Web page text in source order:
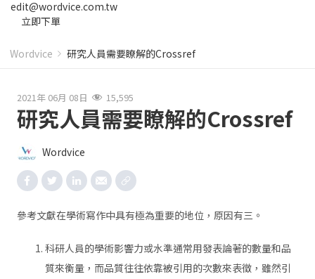
edit@wordvice.com.tw
立即下單
Wordvice 研究人員需要瞭解的Crossref
2021年 06月 08日 15,595
研究人員需要瞭解的Crossref
Wordvice
參考文獻在學術寫作中具有極為重要的地位，原因有三。
科研人員的學術影響力或水準通常用發表論著的數量和品
質來衡量，而品質往往依靠被引用的次數來表徵，雖然引